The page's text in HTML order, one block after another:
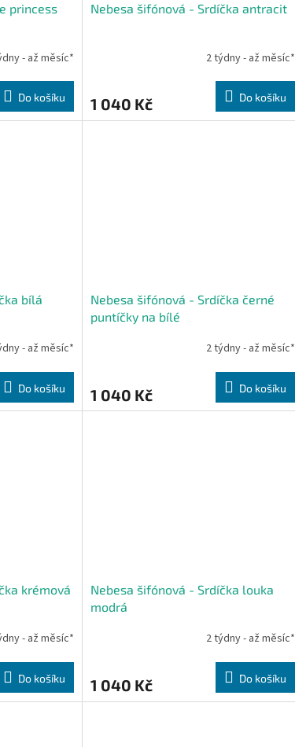
princess
- až měsíc*
Do košíku
Nebesa šifónová - Srdíčka antracit
2 týdny - až měsíc*
1 040 Kč Do košíku
bílá
- až měsíc*
Do košíku
Nebesa šifónová - Srdíčka černé
puntíčky na bílé
2 týdny - až měsíc*
1 040 Kč Do košíku
krémová
- až měsíc*
Do košíku
Nebesa šifónová - Srdíčka louka
modrá
2 týdny - až měsíc*
1 040 Kč Do košíku